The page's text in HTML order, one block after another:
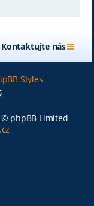
Kontaktujte nás
Styles
phpBB Limited